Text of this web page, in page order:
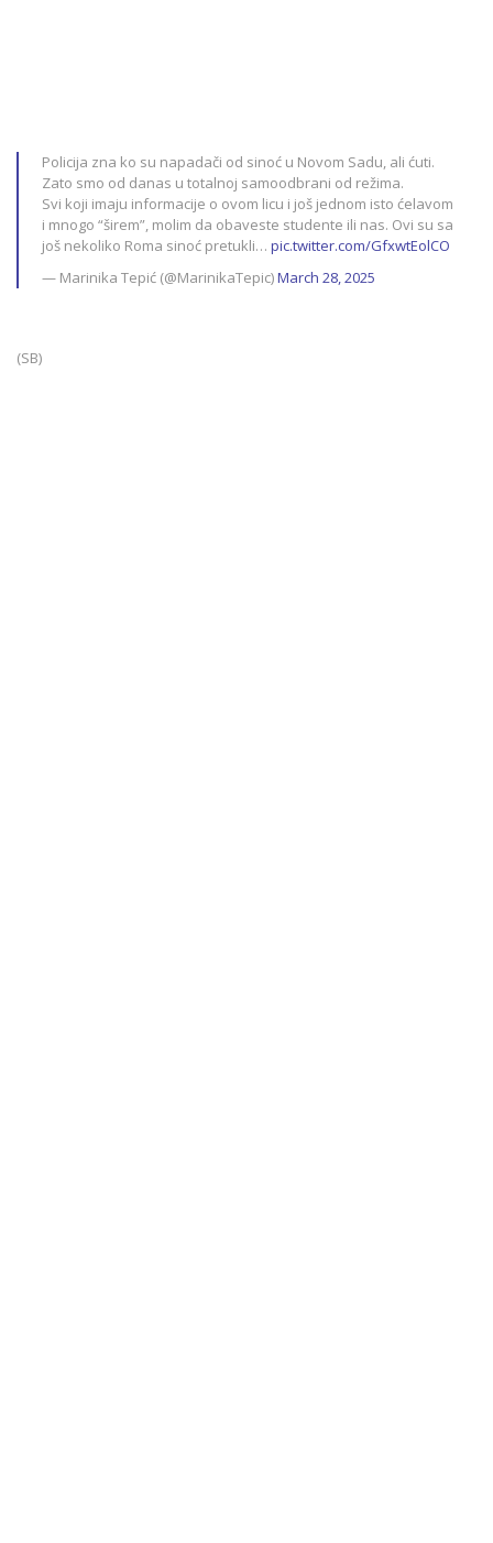
Policija zna ko su napadači od sinoć u Novom Sadu, ali ćuti.
Zato smo od danas u totalnoj samoodbrani od režima.
Svi koji imaju informacije o ovom licu i još jednom isto ćelavom
i mnogo “širem”, molim da obaveste studente ili nas. Ovi su sa
još nekoliko Roma sinoć pretukli… pic.twitter.com/GfxwtEolCO
— Marinika Tepić (@MarinikaTepic)March 28, 2025
(SB)